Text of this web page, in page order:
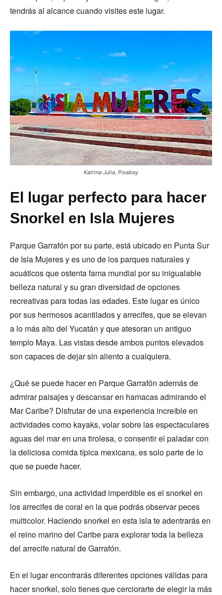
tendrás al alcance cuando visites este lugar.
Katrina Julia, Pixabay
El lugar perfecto para hacer
Snorkel en Isla Mujeres
Parque Garrafón por su parte, está ubicado en Punta Sur
de Isla Mujeres y es uno de los parques naturales y
acuáticos que ostenta fama mundial por su inigualable
belleza natural y su gran diversidad de opciones
recreativas para todas las edades. Este lugar es único
por sus hermosos acantilados y arrecifes, que se elevan
a lo más alto del Yucatán y que atesoran un antiguo
templo Maya. Las vistas desde ambos puntos elevados
son capaces de dejar sin aliento a cualquiera.
¿Qué se puede hacer en Parque Garrafón además de
admirar paisajes y descansar en hamacas admirando el
Mar Caribe? Disfrutar de una experiencia increíble en
actividades como kayaks, volar sobre las espectaculares
aguas del mar en una tirolesa, o consentir el paladar con
la deliciosa comida típica mexicana, es solo parte de lo
que se puede hacer.
Sin embargo, una actividad imperdible es el snorkel en
los arrecifes de coral en la que podrás observar peces
multicolor. Haciendo snorkel en esta isla te adentrarás en
el reino marino del Caribe para explorar toda la belleza
del arrecife natural de Garrafón.
En el lugar encontrarás diferentes opciones válidas para
hacer snorkel, solo tienes que cerciorarte de elegir la más